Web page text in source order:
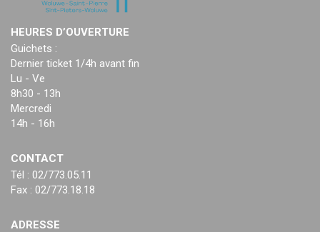
HEURES D’OUVERTURE
Guichets :
Dernier ticket 1/4h avant fin
Lu - Ve
8h30 - 13h
Mercredi
14h - 16h
CONTACT
Tél : 02/773.05.11
Fax : 02/773.18.18
ADRESSE